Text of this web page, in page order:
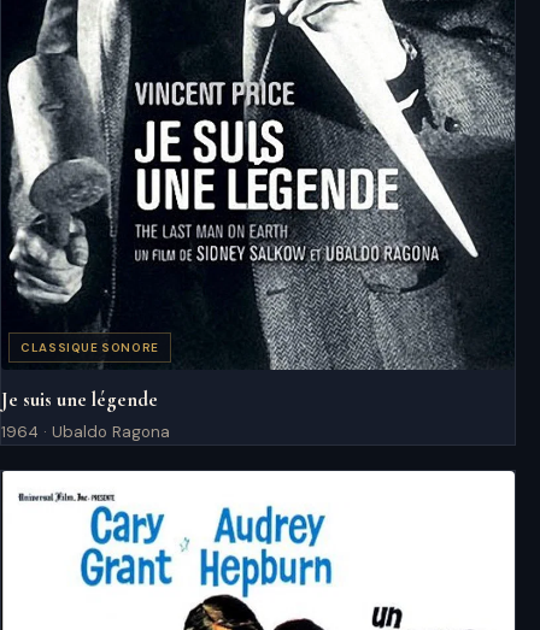
CLASSIQUE SONORE
Je suis une légende
1964 · Ubaldo Ragona